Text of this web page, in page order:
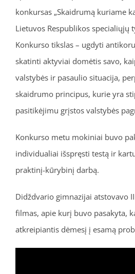
konkursas „Skaidrumą kuriame
Lietuvos Respublikos specialiųjų
Konkurso tikslas – ugdyti
skatinti aktyviai domėtis savo,
valstybės ir pasaulio situacija,
skaidrumo principus, kurie yra
pasitikėjimu grįstos valstybės
Konkurso metu mokiniai buvo
individualiai išspręsti testą ir
praktinį-kūrybinį darbą.
Didždvario gimnazijai atstovavo
filmas, apie kurį buvo pasakyta,
atkreipiantis dėmesį į esamą